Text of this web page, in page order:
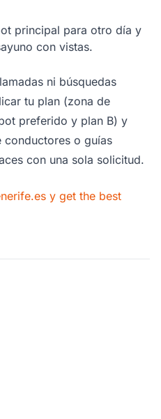
principal para otro día y
con vistas.
ni búsquedas
tu plan (zona de
preferido y plan B) y
conductores o guías
con una sola solicitud.
y get the best